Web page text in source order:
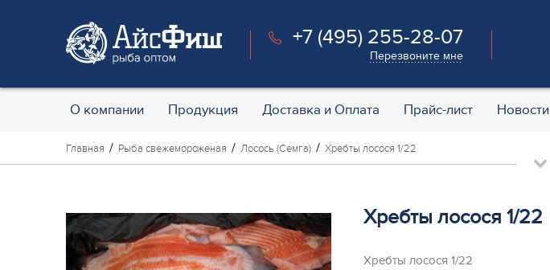
+7 (495) 255-28-07
Перезвоните мне
О компании Продукция Доставка и Оплата Прайс-лист Новости
Главная Рыба свежемороженая Лосось (Семга) Хребты лосося 1/22
Хребты лосося 1/22
Хребты лосося 1/22